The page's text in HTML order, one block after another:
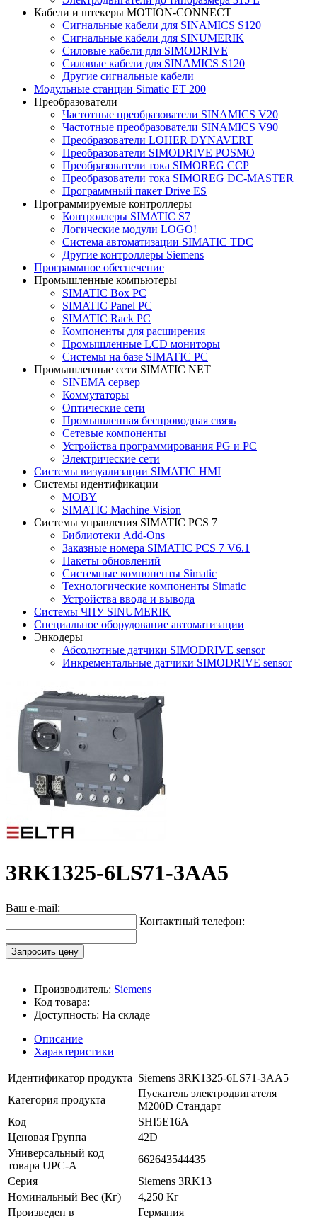
Кабели и штекеры MOTION-CONNECT
Сигнальные кабели для SINAMICS S120
Сигнальные кабели для SINUMERIK
Силовые кабели для SIMODRIVE
Силовые кабели для SINAMICS S120
Другие сигнальные кабели
Модульные станции Simatic ET 200
Преобразователи
Частотные преобразователи SINAMICS V20
Частотные преобразователи SINAMICS V90
Преобразователи LOHER DYNAVERT
Преобразователи SIMODRIVE POSMO
Преобразователи тока SIMOREG CCP
Преобразователи тока SIMOREG DC-MASTER
Программный пакет Drive ES
Программируемые контроллеры
Контроллеры SIMATIC S7
Логические модули LOGO!
Система автоматизации SIMATIC TDC
Другие контроллеры Siemens
Программное обеспечение
Промышленные компьютеры
SIMATIC Box PC
SIMATIC Panel PС
SIMATIC Rack PC
Компоненты для расширения
Промышленные LCD мониторы
Системы на базе SIMATIC PC
Промышленные сети SIMATIC NET
SINEMA сервер
Коммутаторы
Оптические сети
Промышленная беспроводная связь
Сетевые компоненты
Устройства программирования PG и PC
Электрические сети
Системы визуализации SIMATIC HMI
Системы идентификации
MOBY
SIMATIC Machine Vision
Системы управления SIMATIC PCS 7
Библиотеки Add-Ons
Заказные номера SIMATIC PCS 7 V6.1
Пакеты обновлений
Системные компоненты Simatic
Технологические компоненты Simatic
Устройства ввода и вывода
Системы ЧПУ SINUMERIK
Специальное оборудование автоматизации
Энкодеры
Абсолютные датчики SIMODRIVE sensor
Инкрементальные датчики SIMODRIVE sensor
3RK1325-6LS71-3AA5
Ваш e-mail:
Контактный телефон:
Запросить цену
Производитель: Siemens
Код товара:
Доступность: На складе
Описание
Характеристики
Идентификатор продукта Siemens 3RK1325-6LS71-3AA5
Категория продукта
Пускатель электродвигателя
M200D Стандарт
Код
SHI5E16A
Ценовая Группа
42D
Универсальный код
товара UPC-A
662643544435
Серия
Siemens 3RK13
Номинальный Вес (Кг)
4,250 Кг
Произведен в
Германия